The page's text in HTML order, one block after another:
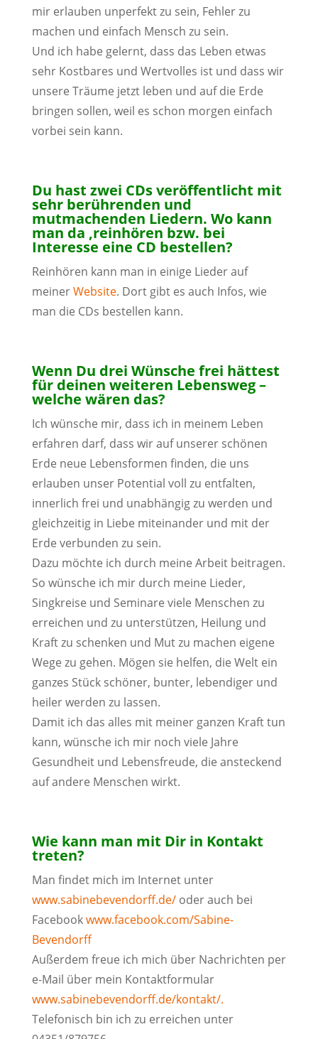
mir erlauben unperfekt zu sein, Fehler zu
machen und einfach Mensch zu sein.
Und ich habe gelernt, dass das Leben etwas
sehr Kostbares und Wertvolles ist und dass wir
unsere Träume jetzt leben und auf die Erde
bringen sollen, weil es schon morgen einfach
vorbei sein kann.
Du hast zwei CDs veröffentlicht mit
sehr berührenden und
mutmachenden Liedern. Wo kann
man da ‚reinhören bzw. bei
Interesse eine CD bestellen?
Reinhören kann man in einige Lieder auf
meinerWebsite. Dort gibt es auch Infos, wie
man die CDs bestellen kann.
Wenn Du drei Wünsche frei hättest
für deinen weiteren Lebensweg –
welche wären das?
Ich wünsche mir, dass ich in meinem Leben
erfahren darf, dass wir auf unserer schönen
Erde neue Lebensformen finden, die uns
erlauben unser Potential voll zu entfalten,
innerlich frei und unabhängig zu werden und
gleichzeitig in Liebe miteinander und mit der
Erde verbunden zu sein.
Dazu möchte ich durch meine Arbeit beitragen.
So wünsche ich mir durch meine Lieder,
Singkreise und Seminare viele Menschen zu
erreichen und zu unterstützen, Heilung und
Kraft zu schenken und Mut zu machen eigene
Wege zu gehen. Mögen sie helfen, die Welt ein
ganzes Stück schöner, bunter, lebendiger und
heiler werden zu lassen.
Damit ich das alles mit meiner ganzen Kraft tun
kann, wünsche ich mir noch viele Jahre
Gesundheit und Lebensfreude, die ansteckend
auf andere Menschen wirkt.
Wie kann man mit Dir in Kontakt
treten?
Man findet mich im Internet unter
www.sabinebevendorff.de/oder auch bei
Facebookwww.facebook.com/Sabine-
Bevendorff
Außerdem freue ich mich über Nachrichten per
e-Mail über mein Kontaktformular
www.sabinebevendorff.de/kontakt/.
Telefonisch bin ich zu erreichen unter